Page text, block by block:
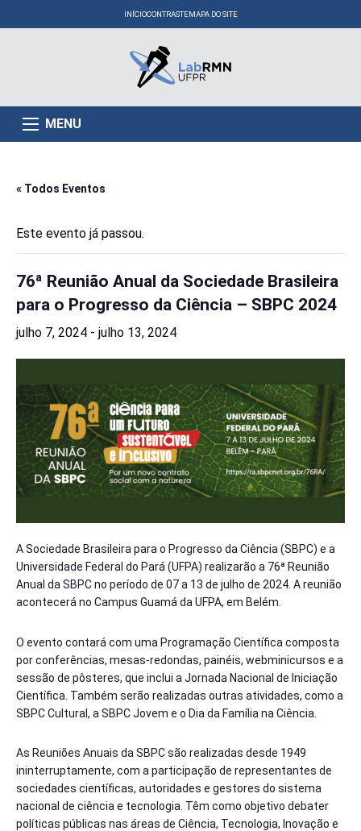
INÍCIOCONTRASTEMAPA DO SITE
MENU
« Todos Eventos
Este evento já passou.
76ª Reunião Anual da Sociedade Brasileira
para o Progresso da Ciência – SBPC 2024
julho 7, 2024 - julho 13, 2024
A Sociedade Brasileira para o Progresso da Ciência (SBPC) e a
Universidade Federal do Pará (UFPA) realizarão a 76ª Reunião
Anual da SBPC no período de 07 a 13 de julho de 2024. A reunião
acontecerá no Campus Guamá da UFPA, em Belém.
O evento contará com uma Programação Científica composta
por conferências, mesas-redondas, painéis, webminicursos e a
sessão de pôsteres, que inclui a Jornada Nacional de Iniciação
Científica. Também serão realizadas outras atividades, como a
SBPC Cultural, a SBPC Jovem e o Dia da Família na Ciência.
As Reuniões Anuais da SBPC são realizadas desde 1949
ininterruptamente, com a participação de representantes de
sociedades científicas, autoridades e gestores do sistema
nacional de ciência e tecnologia. Têm como objetivo debater
políticas públicas nas áreas de Ciência, Tecnologia, Inovação e